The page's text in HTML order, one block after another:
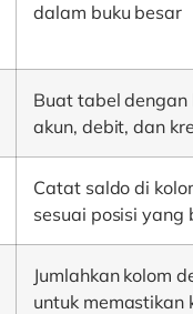
dalam buku besar
Buat tabel dengan
akun, debit, dan
Catat saldo di
sesuai posisi yang
Jumlahkan kolom
untuk memastikan